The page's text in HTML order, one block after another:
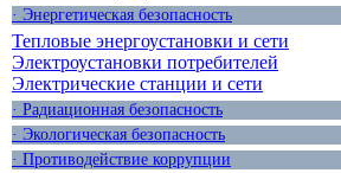
· Энергетическая безопасность
Тепловые энергоустановки и сети
Электроустановки потребителей
Электрические станции и сети
· Радиационная безопасность
· Экологическая безопасность
· Противодействие коррупции